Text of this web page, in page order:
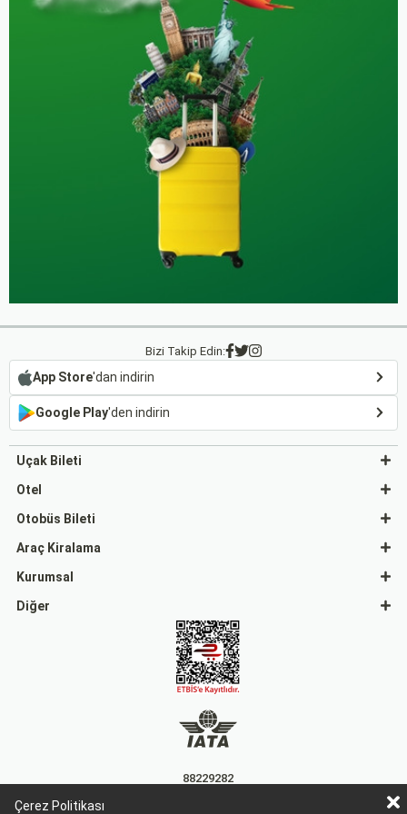
Çerez Politikası
Bizi Takip Edin:
App Store'dan indirin
Google Play'den indirin
Uçak Bileti
Otel
Otobüs Bileti
Araç Kiralama
Kurumsal
Diğer
88229282